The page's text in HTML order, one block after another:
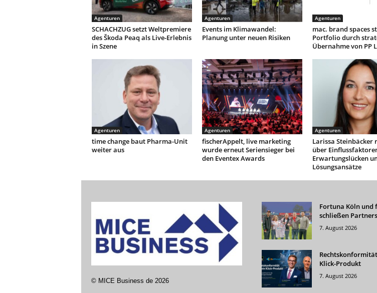
Agenturen
SCHACHZUG setzt Weltpremiere
des Škoda Peaq als Live-Erlebnis
in Szene
Agenturen
Events im Klimawandel:
Planung unter neuen Risiken
Agenturen
mac. brand spaces
Portfolio durch
Übernahme von PP
Agenturen
time change baut Pharma-Unit
weiter aus
Agenturen
fischerAppelt, live marketing
wurde erneut Seriensieger bei
den Eventex Awards
Agenturen
Larissa Steinbäcker
über
Erwartungslücken
Lösungsansätze
© MICE Business de2026
Fortuna Köln und
schließen
7. August 2026
Klick-Produkt
7. August 2026